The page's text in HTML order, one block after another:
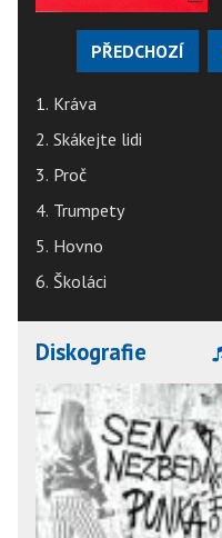
PŘEDCHOZÍ
1. Kráva
2. Skákejte lidi
3. Proč
4. Trumpety
5. Hovno
6. Školáci
Diskografie